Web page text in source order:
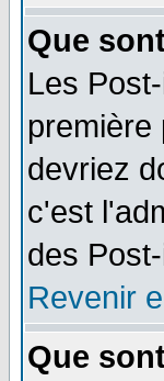
Que
Les
première
devriez
c'est
des
Revenir
Que